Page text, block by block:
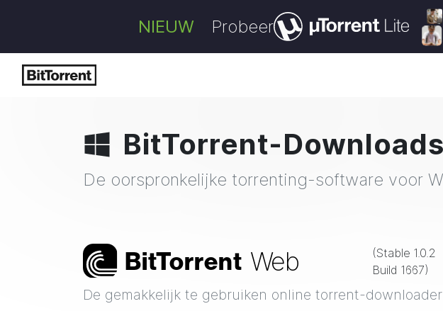
NIEUW Probeer
BitTorrent-
De oorspronkelijke torrenting-software voor
BitTorrent Web (Stable 1.0.2
Build 1667)
De gemakkelijk te gebruiken online torrent-